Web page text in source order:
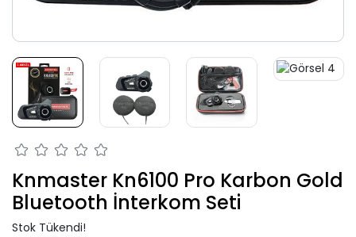
Knmaster Kn6100 Pro Karbon Gold
Bluetooth İnterkom Seti
Stok Tükendi!